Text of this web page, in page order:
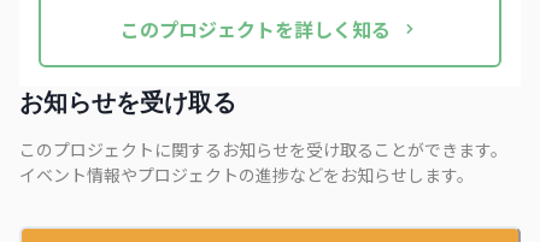
このプロジェクトを詳しく知る
お知らせを受け取る
このプロジェクトに関するお知らせを受け取ることができます。
イベント情報やプロジェクトの進捗などをお知らせします。